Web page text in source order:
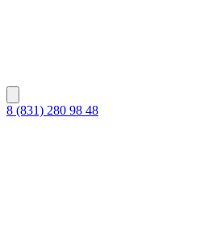
8 (831) 280 98 48